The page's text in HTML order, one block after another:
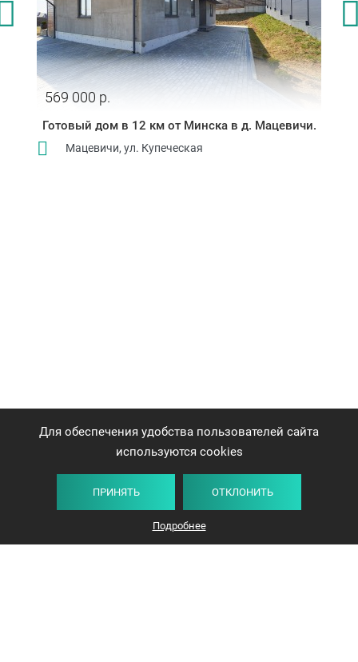
569 000 р.
Готовый дом в 12 км от Минска в д. Мацевичи.
Мацевичи, ул. Купеческая
Для обеспечения удобства пользователей сайта
используются cookies
ПРИНЯТЬ ОТКЛОНИТЬ
Подробнее